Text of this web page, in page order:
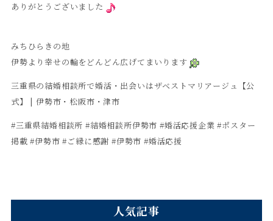
ありがとうございました
みちひらきの地
伊勢より幸せの輪をどんどん広げてまいります
三重県の結婚相談所で婚活・出会いはザベストマリアージュ【公
式】 | 伊勢市・松阪市・津市
#三重県結婚相談所 #結婚相談所伊勢市 #婚活応援企業 #ポスター
掲載 #伊勢市 #ご縁に感謝 #伊勢市 #婚活応援
人気記事